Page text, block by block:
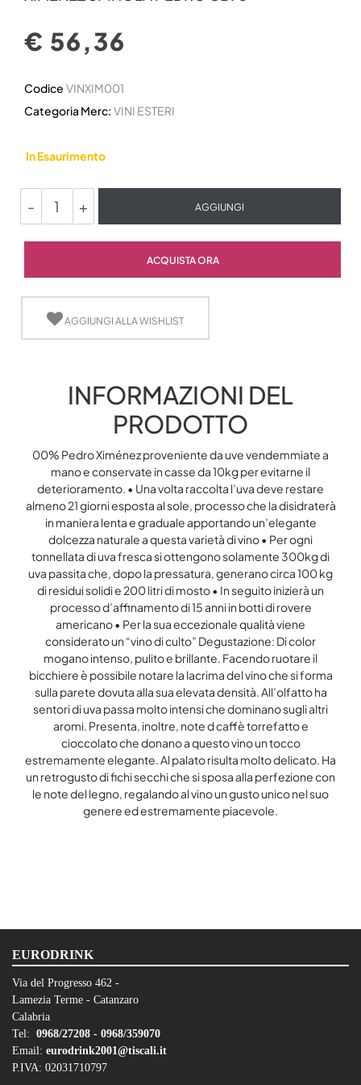
€ 56,36
Codice VINXIM001
Categoria Merc: VINI ESTERI
In Esaurimento
AGGIUNGI
ACQUISTA ORA
AGGIUNGI ALLA WISHLIST
INFORMAZIONI DEL
PRODOTTO
00% Pedro Ximénez proveniente da uve vendemmiate a
mano e conservate in casse da 10kg per evitarne il
deterioramento. • Una volta raccolta l’uva deve restare
almeno 21 giorni esposta al sole, processo che la disidraterà
in maniera lenta e graduale apportando un’elegante
dolcezza naturale a questa varietà di vino • Per ogni
tonnellata di uva fresca si ottengono solamente 300kg di
uva passita che, dopo la pressatura, generano circa 100 kg
di residui solidi e 200 litri di mosto • In seguito inizierà un
processo d’affinamento di 15 anni in botti di rovere
americano • Per la sua eccezionale qualità viene
considerato un “vino di culto” Degustazione: Di color
mogano intenso, pulito e brillante. Facendo ruotare il
bicchiere è possibile notare la lacrima del vino che si forma
sulla parete dovuta alla sua elevata densità. All’olfatto ha
sentori di uva passa molto intensi che dominano sugli altri
aromi. Presenta, inoltre, note d caffè torrefatto e
cioccolato che donano a questo vino un tocco
estremamente elegante. Al palato risulta molto delicato. Ha
un retrogusto di fichi secchi che si sposa alla perfezione con
le note del legno, regalando al vino un gusto unico nel suo
genere ed estremamente piacevole.
EURODRINK
Via del Progresso 462 -
Lamezia Terme - Catanzaro
Calabria
Tel: 0968/27208 - 0968/359070
Email: eurodrink2001@tiscali.it
P.IVA: 02031710797